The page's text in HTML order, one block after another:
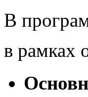
В
в рамках